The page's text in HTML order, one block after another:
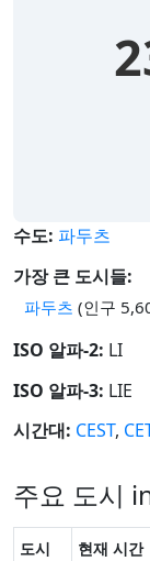
수도: 파두츠
가장 큰 도시들:
파두츠 (인구
ISO 알파-2: LI
ISO 알파-3: LIE
시간대: CEST,
주요 도시
도시
현재 시간